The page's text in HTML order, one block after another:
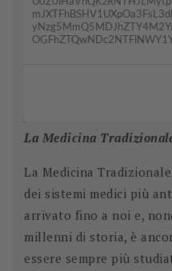
La Medicina
La Medicina
dei sistemi medici più
arrivato fino a noi e,
millenni di storia, è
essere sempre più